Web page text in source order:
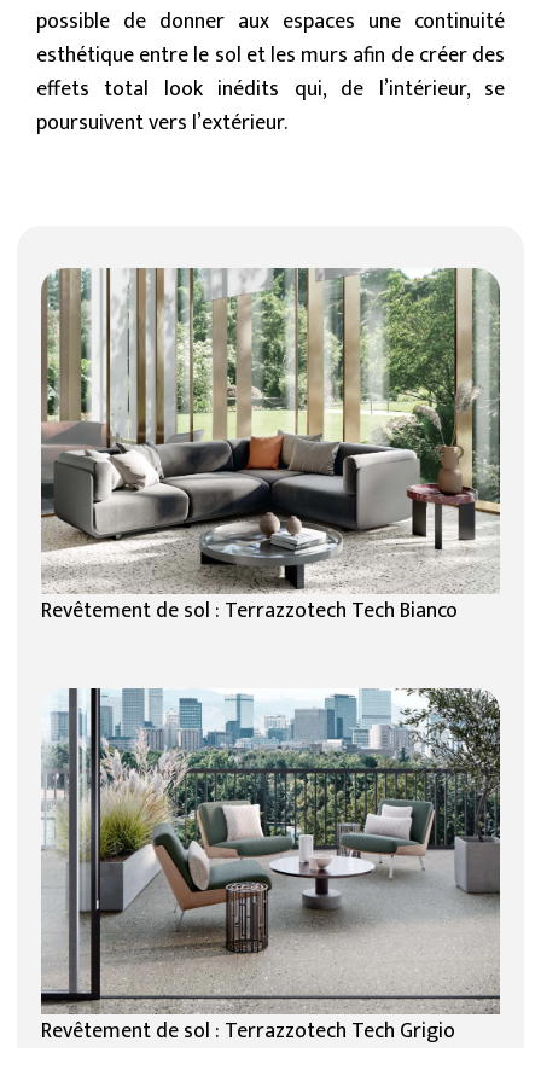
possible de donner aux espaces une continuité
esthétique entre le sol et les murs afin de créer des
effets total look inédits qui, de l’intérieur, se
poursuivent vers l’extérieur.
Revêtement de sol : Terrazzotech Tech Bianco
Revêtement de sol : Terrazzotech Tech Grigio